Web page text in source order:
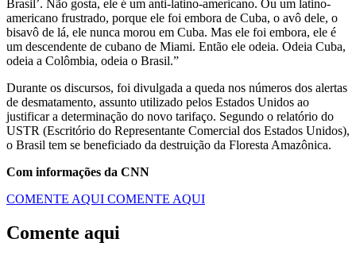
Brasil’. Não gosta, ele é um anti-latino-americano. Ou um latino-
americano frustrado, porque ele foi embora de Cuba, o avô dele, o
bisavô de lá, ele nunca morou em Cuba. Mas ele foi embora, ele é
um descendente de cubano de Miami. Então ele odeia. Odeia Cuba,
odeia a Colômbia, odeia o Brasil.”
Durante os discursos, foi divulgada a queda nos números dos alertas
de desmatamento, assunto utilizado pelos Estados Unidos ao
justificar a determinação do novo tarifaço. Segundo o relatório do
USTR (Escritório do Representante Comercial dos Estados Unidos),
o Brasil tem se beneficiado da destruição da Floresta Amazônica.
Com informações da CNN
COMENTE AQUI COMENTE AQUI
Comente aqui